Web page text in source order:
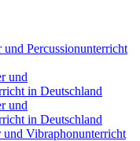
und Percussionunterricht
und
in Deutschland
und
in Deutschland
und Vibraphonunterricht